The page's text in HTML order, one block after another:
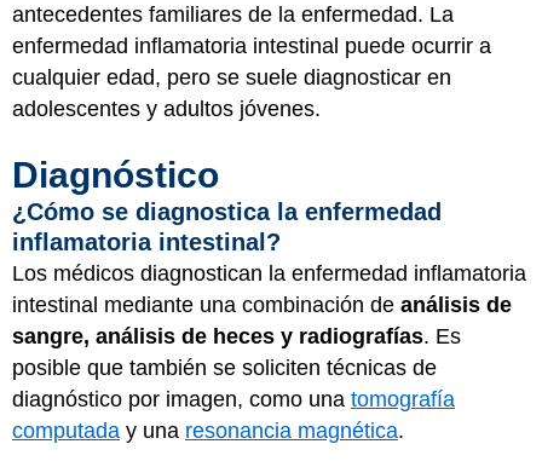
antecedentes familiares de la enfermedad. La
enfermedad inflamatoria intestinal puede ocurrir a
cualquier edad, pero se suele diagnosticar en
adolescentes y adultos jóvenes.
Diagnóstico
¿Cómo se diagnostica la enfermedad
inflamatoria intestinal?
Los médicos diagnostican la enfermedad inflamatoria
intestinal mediante una combinación de análisis de
sangre, análisis de heces y radiografías. Es
posible que también se soliciten técnicas de
diagnóstico por imagen, como una tomografía
computada y una resonancia magnética.